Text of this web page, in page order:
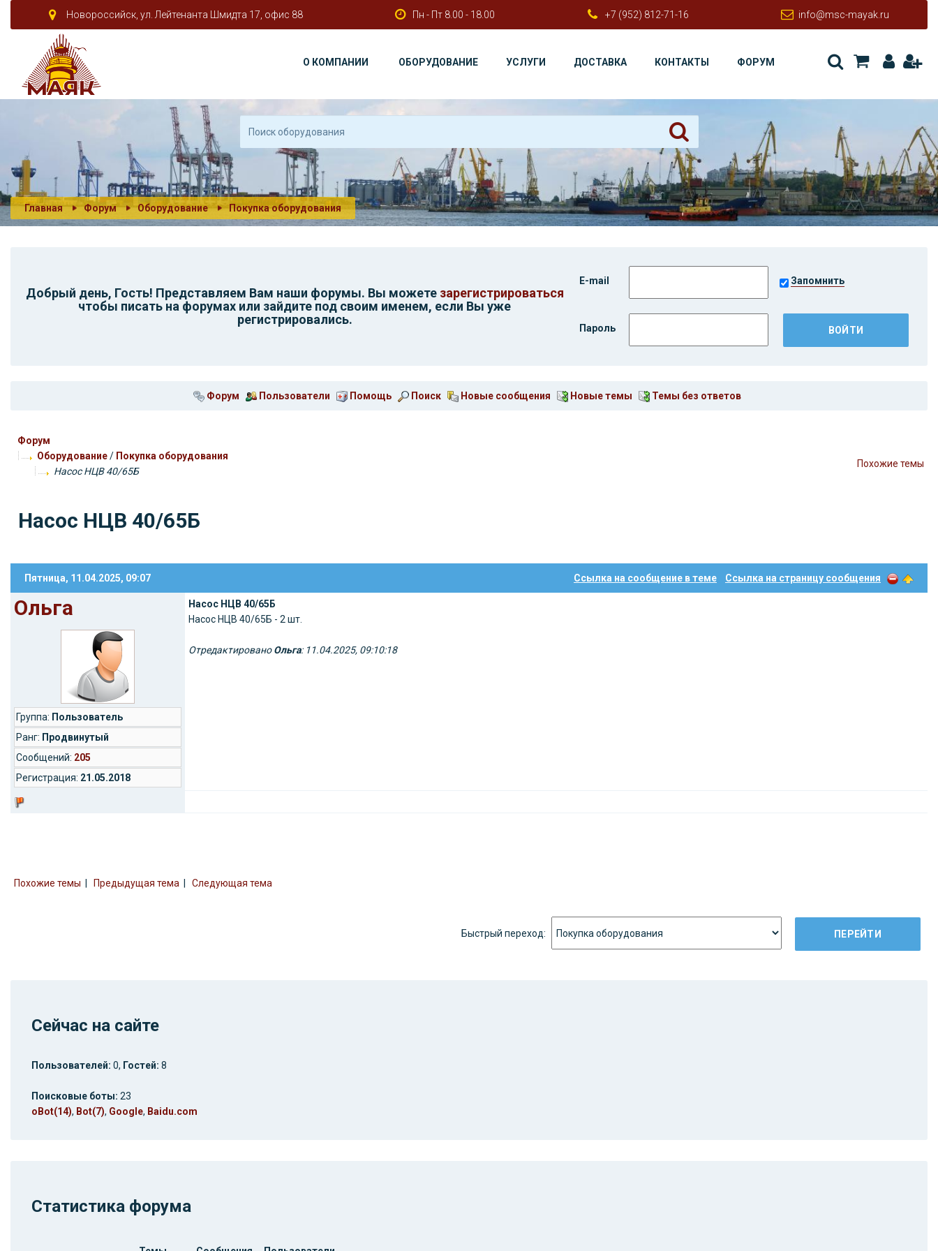
Новороссийск, ул. Лейтенанта Шмидта 17, офис 88 Пн - Пт 8.00 - 18.00 +7 (952) 812-71-16 info@msc-mayak.ru
О КОМПАНИИ ОБОРУДОВАНИЕ УСЛУГИ ДОСТАВКА КОНТАКТЫ ФОРУМ
Главная Форум Оборудование Покупка оборудования
Добрый день, Гость! Представляем Вам наши форумы. Вы можете зарегистрироваться
чтобы писать на форумах или зайдите под своим именем, если Вы уже
регистрировались.
E-mail Запомнить
Пароль
Форум Пользователи Помощь Поиск Новые сообщения Новые темы Темы без ответов
Форум
Оборудование/ Покупка оборудования
Насос НЦВ 40/65Б
Похожие темы
Насос НЦВ 40/65Б
Ссылка на сообщение в теме Ссылка на страницу сообщения
Пятница, 11.04.2025, 09:07
Ольга
Группа: Пользователь
Ранг: Продвинутый
Cообщений: 205
Регистрация: 21.05.2018
Насос НЦВ 40/65Б
Насос НЦВ 40/65Б - 2 шт.
ОтредактированоОльга: 11.04.2025, 09:10:18
Похожие темы Предыдущая тема Следующая тема
Быстрый переход:
Сейчас на сайте
Пользователей: 0, Гостей: 8
Поисковые боты: 23
oBot(14), Bot(7), Google, Baidu.com
Статистика форума